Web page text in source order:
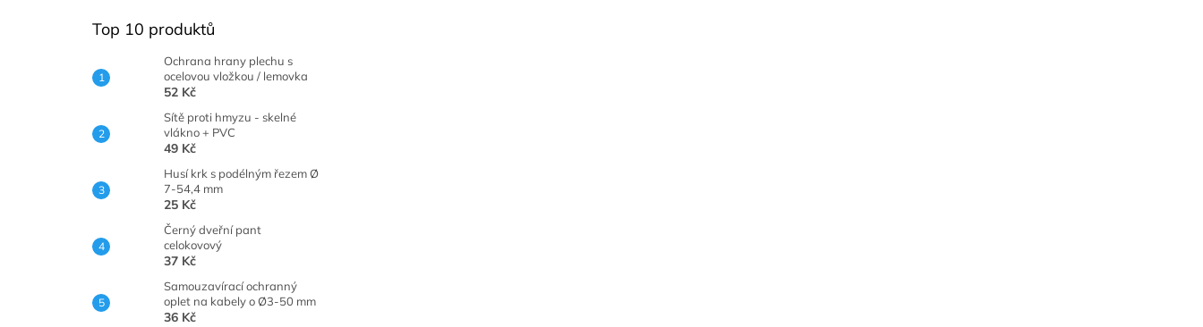
Top 10 produktů
Ochrana hrany plechu s
ocelovou vložkou / lemovka
52 Kč
Sítě proti hmyzu - skelné
vlákno + PVC
49 Kč
Husí krk s podélným řezem Ø
7-54,4 mm
25 Kč
Černý dveřní pant
celokovový
37 Kč
Samouzavírací ochranný
oplet na kabely o Ø3-50 mm
36 Kč